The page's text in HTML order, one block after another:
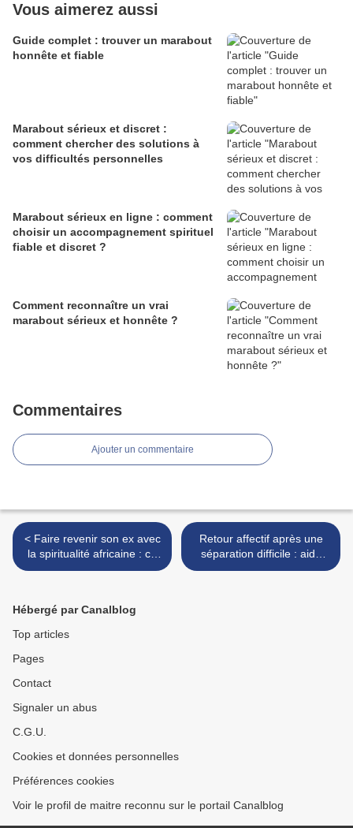
Vous aimerez aussi
Guide complet : trouver un marabout
honnête et fiable
Marabout sérieux et discret :
comment chercher des solutions à
vos difficultés personnelles
Marabout sérieux en ligne : comment
choisir un accompagnement spirituel
fiable et discret ?
Comment reconnaître un vrai
marabout sérieux et honnête ?
Commentaires
Ajouter un commentaire
< Faire revenir son ex avec
la spiritualité africaine : ce
qu’il faut savoir
Retour affectif après une
séparation difficile : aide
spirituelle expliquée >
Hébergé par Canalblog
Top articles
Pages
Contact
Signaler un abus
C.G.U.
Cookies et données personnelles
Préférences cookies
Voir le profil de maitre reconnu sur le portail Canalblog